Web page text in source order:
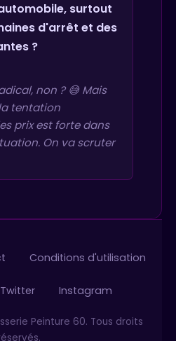
surtout
d'arrêt et des
?
non ? 😅 Mais
tentation
prix est forte dans
On va scruter
Conditions d'utilisation
Twitter Instagram
Peinture 60. Tous droits